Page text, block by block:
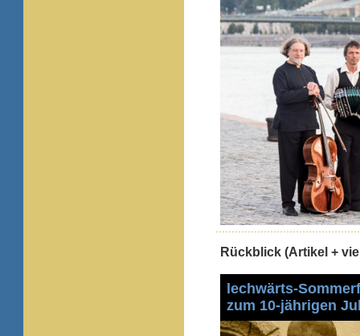
Rückblick (Artikel +
lechwärts-
zum 10-jährigen